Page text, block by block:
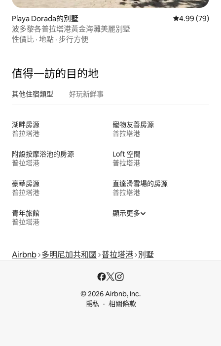
Playa Dorada的別墅 從 79 則評價
4.99 (79)
波多黎各普拉塔港黃金海灘美麗別墅
性價比 · 地點 · 步行方便
值得一訪的目的地
其他住宿類型 好玩新鮮事
湖畔房源
普拉塔港
寵物友善房源
普拉塔港
附設按摩浴池的房源
普拉塔港
Loft 空間
普拉塔港
豪華房源
普拉塔港
直達滑雪場的房源
普拉塔港
青年旅館
普拉塔港
顯示更多
Airbnb 多明尼加共和國 普拉塔港 別墅
© 2026 Airbnb, Inc.
隱私
相關條款